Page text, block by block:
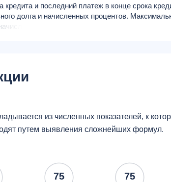
кредита и последний платеж в конце срока
долга и начисленных процентов.
процентов — 55% от стоимости
из численных показателей, к
путем выявления сложнейших формул.
75 75